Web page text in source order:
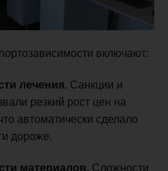
включают:
лечения. Санкции и
резкий рост цен на
автоматически сделало
дороже.
материалов. Сложности